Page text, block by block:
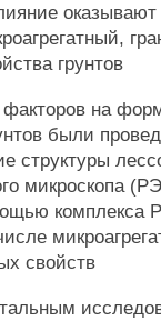
оказывают
грунтов
на
были
структуры
микроскопа
свойств